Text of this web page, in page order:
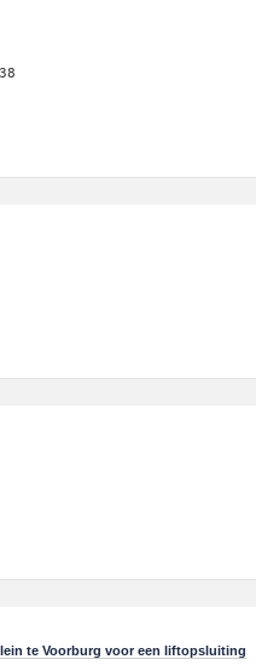
te Voorburg voor een liftopsluiting